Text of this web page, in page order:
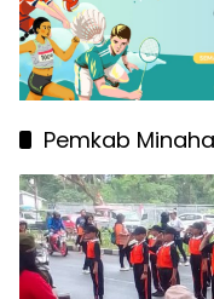
Pemkab